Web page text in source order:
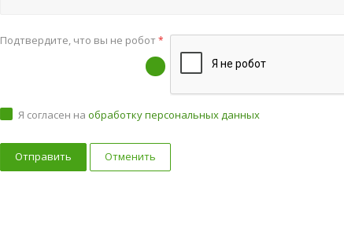
Подтвердите, что вы не робот*
Я согласен на обработку персональных данных
Отменить